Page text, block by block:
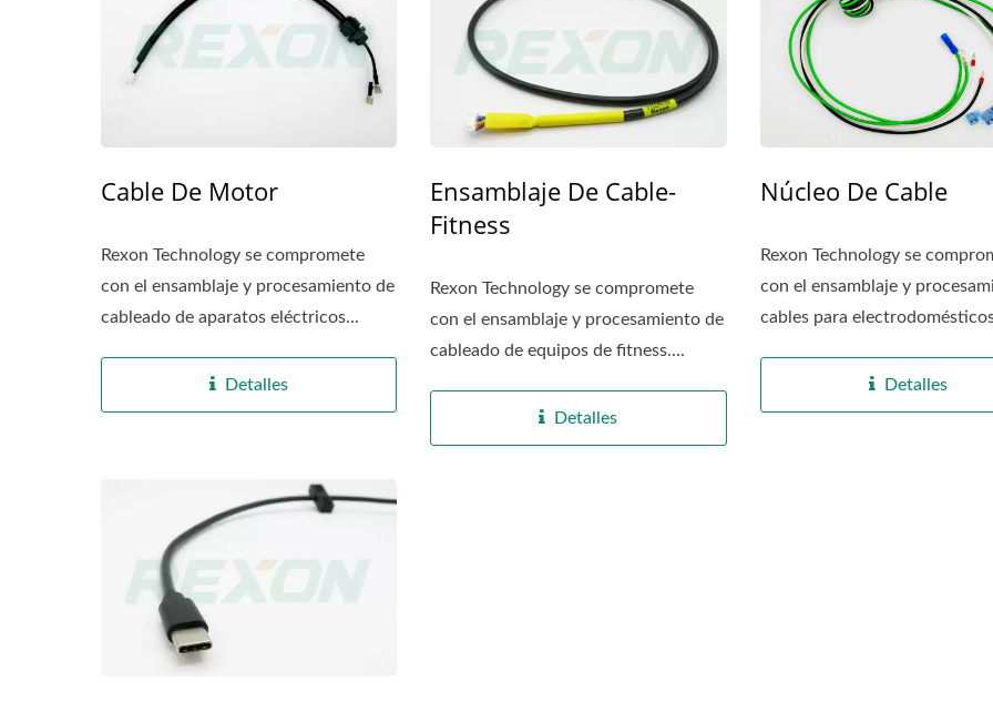
Cable De Motor
Rexon Technology se compromete
con el ensamblaje y procesamiento de
cableado de aparatos eléctricos...
Detalles
Ensamblaje De Cable-
Fitness
Rexon Technology se compromete
con el ensamblaje y procesamiento de
cableado de equipos de fitness....
Detalles
Núcleo De Cable
Rexon Technology se
con el ensamblaje y
cables para
Detalles